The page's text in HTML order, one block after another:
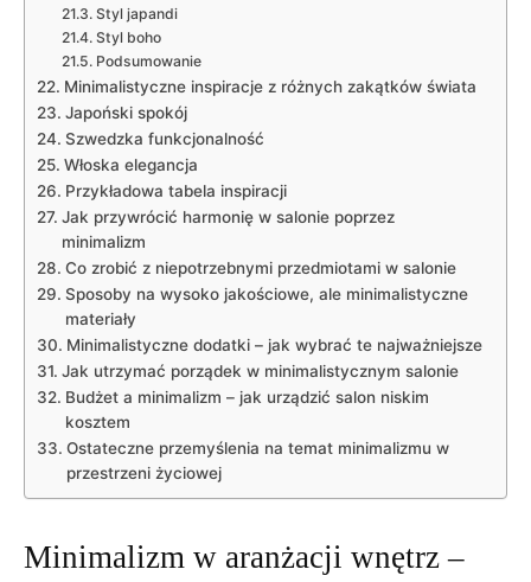
Styl japandi
Styl ⁤boho
Podsumowanie
Minimalistyczne‍ inspiracje z różnych zakątków świata
Japoński spokój
Szwedzka funkcjonalność
Włoska ‌elegancja
Przykładowa tabela⁤ inspiracji
Jak przywrócić harmonię⁢ w salonie poprzez
minimalizm
Co⁤ zrobić z ⁣niepotrzebnymi przedmiotami w salonie
Sposoby⁢ na wysoko ​jakościowe, ale minimalistyczne
materiały
Minimalistyczne dodatki ⁢–‍ jak wybrać te⁣ najważniejsze
Jak ‍utrzymać porządek w minimalistycznym ​salonie
Budżet ⁢a minimalizm ‌– jak ⁤urządzić salon niskim
kosztem
Ostateczne przemyślenia na temat minimalizmu w
przestrzeni życiowej
Minimalizm w aranżacji wnętrz –